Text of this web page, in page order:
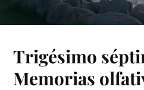
Trigésimo
Memorias